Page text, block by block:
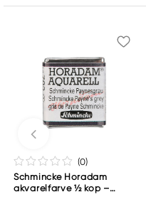
info@royaltalens.com
(0)
Schmincke Horadam
akvarelfarve ½ kop –